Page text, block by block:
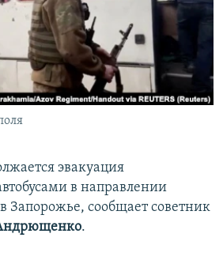
КРЫМА
эвакуация
в направлении
Запорожье, сообщает советник
.